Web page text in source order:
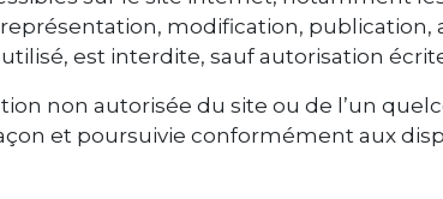
modification,
est interdite, sauf autorisation
non autorisée du site ou de l’un
et poursuivie conformément aux